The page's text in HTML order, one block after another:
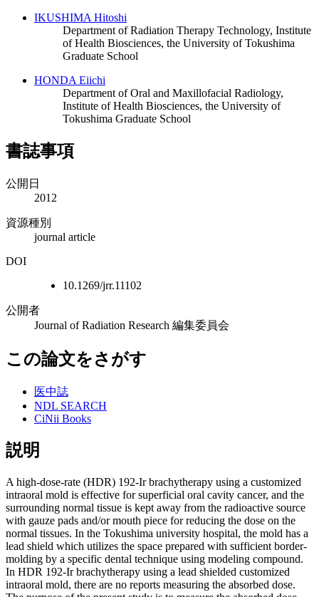
IKUSHIMA Hitoshi
Department of Radiation Therapy Technology, Institute
of Health Biosciences, the University of Tokushima
Graduate School
HONDA Eiichi
Department of Oral and Maxillofacial Radiology,
Institute of Health Biosciences, the University of
Tokushima Graduate School
書誌事項
公開日
2012
資源種別
journal article
DOI
10.1269/jrr.11102
公開者
Journal of Radiation Research 編集委員会
この論文をさがす
医中誌
NDL SEARCH
CiNii Books
説明
A high-dose-rate (HDR) 192-Ir brachytherapy using a customized
intraoral mold is effective for superficial oral cavity cancer, and the
surrounding normal tissue is kept away from the radioactive source
with gauze pads and/or mouth piece for reducing the dose on the
normal tissues. In the Tokushima university hospital, the mold has a
lead shield which utilizes the space prepared with sufficient border-
molding by a specific dental technique using modeling compound.
In HDR 192-Ir brachytherapy using a lead shielded customized
intraoral mold, there are no reports measuring the absorbed dose.